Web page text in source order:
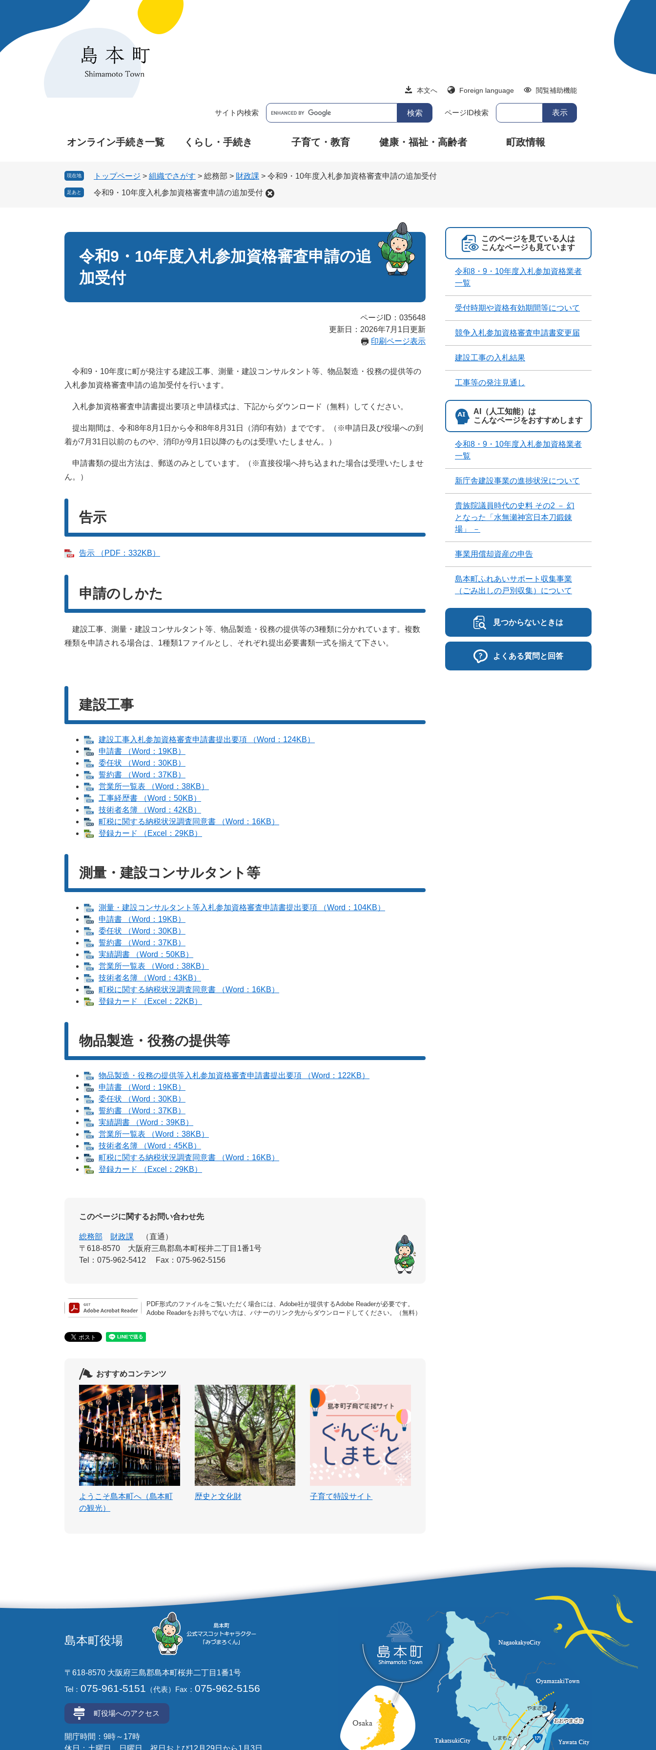
先
を
本文へ Foreign language 閲覧補助機能
サイト内検索 ページID検索
オンライン手続き一覧 くらし・手続き 子育て・教育 健康・福祉・高齢者 町政情報
現在地 トップページ > 組織でさがす > 総務部 > 財政課 > 令和9・10年度入札参加資格審査申請の追加受付
足あと 令和9・10年度入札参加資格審査申請の追加受付
令和9・10年度入札参加資格審査申請の追
加受付
ページID：035648
更新日：2026年7月1日更新
印刷ページ表示
令和9・10年度に町が発注する建設工事、測量・建設コンサルタント等、物品製造・役務の提供等の
入札参加資格審査申請の追加受付を行います。
入札参加資格審査申請書提出要項と申請様式は、下記からダウンロード（無料）してください。
提出期間は、令和8年8月1日から令和8年8月31日（消印有効）までです。（※申請日及び役場への到
着が7月31日以前のものや、消印が9月1日以降のものは受理いたしません。）
申請書類の提出方法は、郵送のみとしています。（※直接役場へ持ち込まれた場合は受理いたしませ
ん。）
告示
告示 （PDF：332KB）
申請のしかた
建設工事、測量・建設コンサルタント等、物品製造・役務の提供等の3種類に分かれています。複数
種類を申請される場合は、1種類1ファイルとし、それぞれ提出必要書類一式を揃えて下さい。
建設工事
建設工事入札参加資格審査申請書提出要項 （Word：124KB）
申請書 （Word：19KB）
委任状 （Word：30KB）
誓約書 （Word：37KB）
営業所一覧表 （Word：38KB）
工事経歴書 （Word：50KB）
技術者名簿 （Word：42KB）
町税に関する納税状況調査同意書 （Word：16KB）
登録カード （Excel：29KB）
測量・建設コンサルタント等
測量・建設コンサルタント等入札参加資格審査申請書提出要項 （Word：104KB）
申請書 （Word：19KB）
委任状 （Word：30KB）
誓約書 （Word：37KB）
実績調書 （Word：50KB）
営業所一覧表 （Word：38KB）
技術者名簿 （Word：43KB）
町税に関する納税状況調査同意書 （Word：16KB）
登録カード （Excel：22KB）
物品製造・役務の提供等
物品製造・役務の提供等入札参加資格審査申請書提出要項 （Word：122KB）
申請書 （Word：19KB）
委任状 （Word：30KB）
誓約書 （Word：37KB）
実績調書 （Word：39KB）
営業所一覧表 （Word：38KB）
技術者名簿 （Word：45KB）
町税に関する納税状況調査同意書 （Word：16KB）
登録カード （Excel：29KB）
このページに関するお問い合わせ先
総務部 財政課
直通
〒618-8570
大阪府三島郡島本町桜井二丁目1番1号
Tel：075-962-5412
Fax：075-962-5156
PDF形式のファイルをご覧いただく場合には、Adobe社が提供するAdobe Readerが必要です。
Adobe Readerをお持ちでない方は、バナーのリンク先からダウンロードしてください。（無料）
おすすめコンテンツ
ようこそ島本町へ（島本町
の観光）
歴史と文化財 子育て特設サイト
このページを見ている人は
こんなページも見ています
令和8・9・10年度入札参加資格業者
一覧
受付時期や資格有効期間等について
競争入札参加資格審査申請書変更届
建設工事の入札結果
工事等の発注見通し
AI（人工知能）は
こんなページをおすすめします
令和8・9・10年度入札参加資格業者
一覧
新庁舎建設事業の進捗状況について
貴族院議員時代の史料 その2 － 幻
となった「水無瀬神宮日本刀鍛錬
場」 －
事業用償却資産の申告
島本町ふれあいサポート収集事業
（ごみ出しの戸別収集）について
見つからないときは
よくある質問と回答
島本町役場
〒618-8570 大阪府三島郡島本町桜井二丁目1番1号
Tel： 075-961-5151 （代表） Fax： 075-962-5156
町役場へのアクセス
開庁時間：9時～17時
休日：土曜日、日曜日、祝日および12月29日から1月3日